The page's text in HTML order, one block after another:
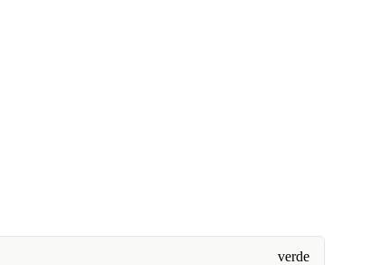
verde